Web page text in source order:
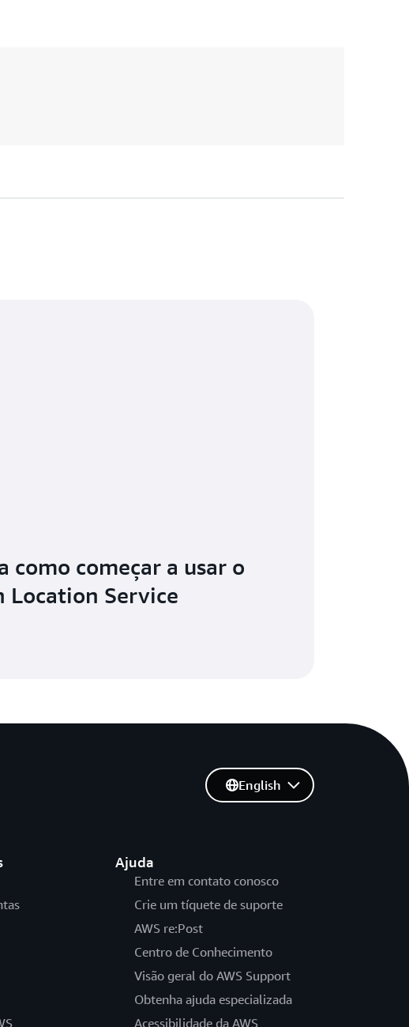
como começar a usar o
Location Service
Ajuda
Entre em contato conosco
Crie um tíquete de suporte
AWS re:Post
Centro de Conhecimento
Visão geral do AWS Support
Obtenha ajuda especializada
Acessibilidade da AWS
English